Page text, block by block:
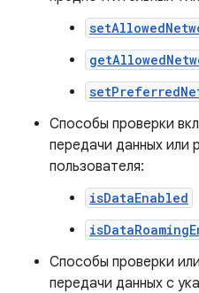
Способы проверки
передачи данных или
пользователя:
isDataEnabled
Способы проверки
передачи данных с